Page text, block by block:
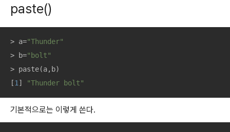
paste()
> a="Thunder"
> b="bolt"
> paste(a,b)
[1 ] "Thunder bolt"
기본적으로는 이렇게 쓴다.